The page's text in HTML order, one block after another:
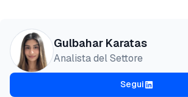
Gulbahar Karatas
Analista del Settore
Segui